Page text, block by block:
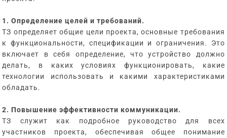
1. Определение целей и требований.
ТЗ определяет общие цели проекта, основные требования
к функциональности, спецификации и ограничения. Это
включает в себя определение, что устройство должно
делать, в каких условиях функционировать, какие
технологии использовать и какими характеристиками
обладать.
2. Повышение эффективности коммуникации.
ТЗ служит как подробное руководство для всех
участников проекта, обеспечивая общее понимание